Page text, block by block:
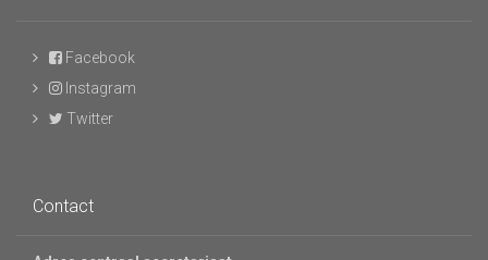
Facebook
Instagram
Twitter
Contact